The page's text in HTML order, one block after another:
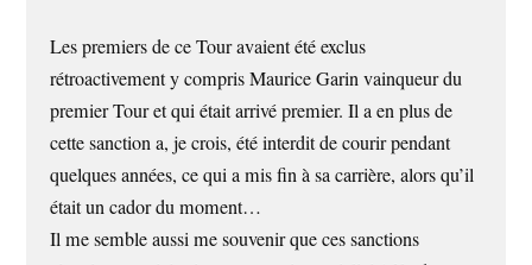
Les premiers de ce Tour avaient été exclus
rétroactivement y compris Maurice Garin vainqueur du
premier Tour et qui était arrivé premier. Il a en plus de
cette sanction a, je crois, été interdit de courir pendant
quelques années, ce qui a mis fin à sa carrière, alors qu’il
était un cador du moment…
Il me semble aussi me souvenir que ces sanctions